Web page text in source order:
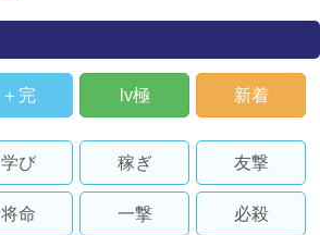
＋完 lv極 新着
学び 稼ぎ 友撃
将命 一撃 必殺